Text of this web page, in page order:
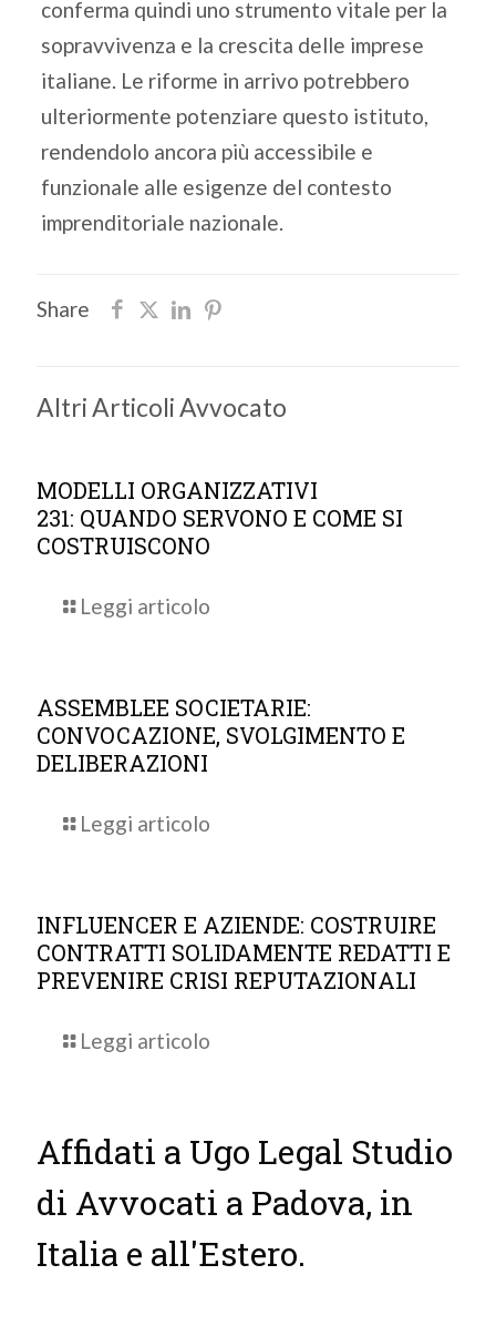
conferma quindi uno strumento vitale per la
sopravvivenza e la crescita delle imprese
italiane. Le riforme in arrivo potrebbero
ulteriormente potenziare questo istituto,
rendendolo ancora più accessibile e
funzionale alle esigenze del contesto
imprenditoriale nazionale.
Share
Altri Articoli Avvocato
MODELLI ORGANIZZATIVI
231: QUANDO SERVONO E COME SI
COSTRUISCONO
Leggi articolo
ASSEMBLEE SOCIETARIE:
CONVOCAZIONE, SVOLGIMENTO E
DELIBERAZIONI
Leggi articolo
INFLUENCER E AZIENDE: COSTRUIRE
CONTRATTI SOLIDAMENTE REDATTI E
PREVENIRE CRISI REPUTAZIONALI
Leggi articolo
Affidati a Ugo Legal Studio
di Avvocati a Padova, in
Italia e all'Estero.